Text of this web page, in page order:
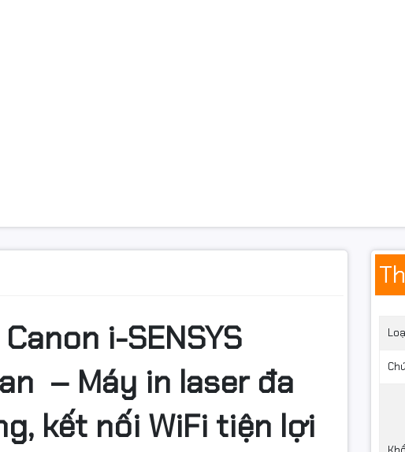
i-SENSYS
– Máy in laser đa
kết nối WiFi tiện lợi
Mức tiêu thụ điện năng (Xấp xỉ)
Chính hãng